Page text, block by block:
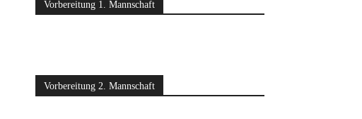
Vorbereitung 1. Mannschaft
Vorbereitung 2. Mannschaft